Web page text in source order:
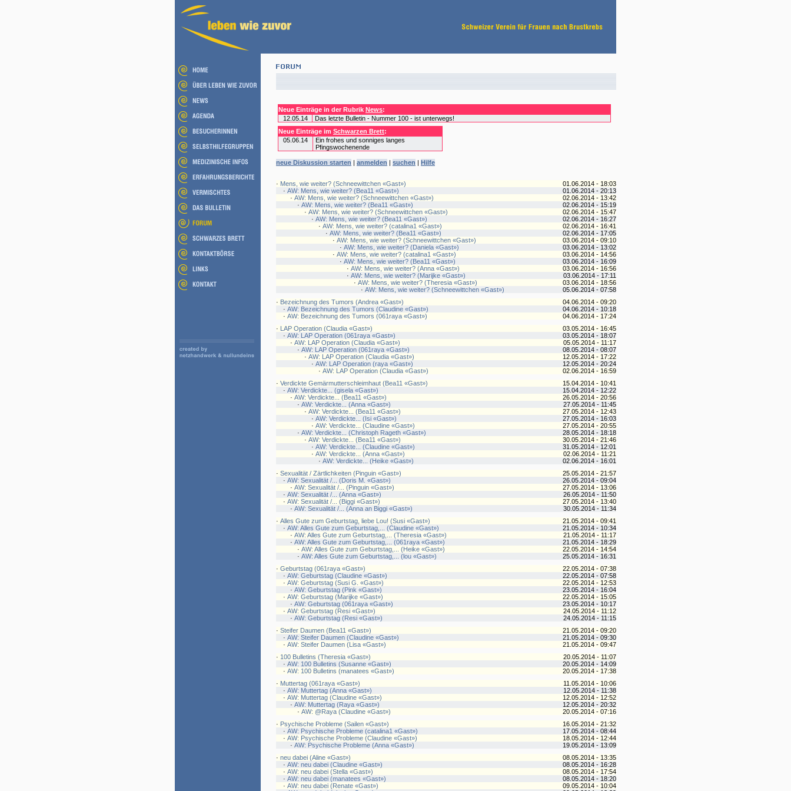
Neue Einträge in der Rubrik News:
12.05.14
Das letzte Bulletin - Nummer 100 - ist unterwegs!
Neue Einträge im Schwarzen Brett:
05.06.14
Ein frohes und sonniges langes
Pfingswochenende
neue Diskussion starten | anmelden | suchen | Hilfe
· Mens, wie weiter? (Schneewittchen «Gast»)
01.06.2014 - 18:03
· AW: Mens, wie weiter? (Bea11 «Gast»)
01.06.2014 - 20:13
· AW: Mens, wie weiter? (Schneewittchen «Gast»)
02.06.2014 - 13:42
· AW: Mens, wie weiter? (Bea11 «Gast»)
02.06.2014 - 15:19
· AW: Mens, wie weiter? (Schneewittchen «Gast»)
02.06.2014 - 15:47
· AW: Mens, wie weiter? (Bea11 «Gast»)
02.06.2014 - 16:27
· AW: Mens, wie weiter? (catalina1 «Gast»)
02.06.2014 - 16:41
· AW: Mens, wie weiter? (Bea11 «Gast»)
02.06.2014 - 17:05
· AW: Mens, wie weiter? (Schneewittchen «Gast»)
03.06.2014 - 09:10
· AW: Mens, wie weiter? (Daniela «Gast»)
03.06.2014 - 13:02
· AW: Mens, wie weiter? (catalina1 «Gast»)
03.06.2014 - 14:56
· AW: Mens, wie weiter? (Bea11 «Gast»)
03.06.2014 - 16:09
· AW: Mens, wie weiter? (Anna «Gast»)
03.06.2014 - 16:56
· AW: Mens, wie weiter? (Marijke «Gast»)
03.06.2014 - 17:11
· AW: Mens, wie weiter? (Theresia «Gast»)
03.06.2014 - 18:56
· AW: Mens, wie weiter? (Schneewittchen «Gast»)
05.06.2014 - 07:58
· Bezeichnung des Tumors (Andrea «Gast»)
04.06.2014 - 09:20
· AW: Bezeichnung des Tumors (Claudine «Gast»)
04.06.2014 - 10:18
· AW: Bezeichnung des Tumors (061raya «Gast»)
04.06.2014 - 17:24
· LAP Operation (Claudia «Gast»)
03.05.2014 - 16:45
· AW: LAP Operation (061raya «Gast»)
03.05.2014 - 18:07
· AW: LAP Operation (Claudia «Gast»)
05.05.2014 - 11:17
· AW: LAP Operation (061raya «Gast»)
08.05.2014 - 08:07
· AW: LAP Operation (Claudia «Gast»)
12.05.2014 - 17:22
· AW: LAP Operation (raya «Gast»)
12.05.2014 - 20:24
· AW: LAP Operation (Claudia «Gast»)
02.06.2014 - 16:59
· Verdickte Gemärmutterschleimhaut (Bea11 «Gast»)
15.04.2014 - 10:41
· AW: Verdickte... (gisela «Gast»)
15.04.2014 - 12:22
· AW: Verdickte... (Bea11 «Gast»)
26.05.2014 - 20:56
· AW: Verdickte... (Anna «Gast»)
27.05.2014 - 11:45
· AW: Verdickte... (Bea11 «Gast»)
27.05.2014 - 12:43
· AW: Verdickte... (Isi «Gast»)
27.05.2014 - 16:03
· AW: Verdickte... (Claudine «Gast»)
27.05.2014 - 20:55
· AW: Verdickte... (Christoph Rageth «Gast»)
28.05.2014 - 18:18
· AW: Verdickte... (Bea11 «Gast»)
30.05.2014 - 21:46
· AW: Verdickte... (Claudine «Gast»)
31.05.2014 - 12:01
· AW: Verdickte... (Anna «Gast»)
02.06.2014 - 11:21
· AW: Verdickte... (Heike «Gast»)
02.06.2014 - 16:01
· Sexualität / Zärtlichkeiten (Pinguin «Gast»)
25.05.2014 - 21:57
· AW: Sexualität /... (Doris M. «Gast»)
26.05.2014 - 09:04
· AW: Sexualität /... (Pinguin «Gast»)
27.05.2014 - 13:06
· AW: Sexualität /... (Anna «Gast»)
26.05.2014 - 11:50
· AW: Sexualität /... (Biggi «Gast»)
27.05.2014 - 13:40
· AW: Sexualität /... (Anna an Biggi «Gast»)
30.05.2014 - 11:34
· Alles Gute zum Geburtstag, liebe Lou! (Susi «Gast»)
21.05.2014 - 09:41
· AW: Alles Gute zum Geburtstag,... (Claudine «Gast»)
21.05.2014 - 10:34
· AW: Alles Gute zum Geburtstag,... (Theresia «Gast»)
21.05.2014 - 11:17
· AW: Alles Gute zum Geburtstag,... (061raya «Gast»)
21.05.2014 - 18:29
· AW: Alles Gute zum Geburtstag,... (Heike «Gast»)
22.05.2014 - 14:54
· AW: Alles Gute zum Geburtstag,... (lou «Gast»)
25.05.2014 - 16:31
· Geburtstag (061raya «Gast»)
22.05.2014 - 07:38
· AW: Geburtstag (Claudine «Gast»)
22.05.2014 - 07:58
· AW: Geburtstag (Susi G. «Gast»)
22.05.2014 - 12:53
· AW: Geburtstag (Pink «Gast»)
23.05.2014 - 16:04
· AW: Geburtstag (Marijke «Gast»)
22.05.2014 - 15:05
· AW: Geburtstag (061raya «Gast»)
23.05.2014 - 10:17
· AW: Geburtstag (Resi «Gast»)
24.05.2014 - 11:12
· AW: Geburtstag (Resi «Gast»)
24.05.2014 - 11:15
· Steifer Daumen (Bea11 «Gast»)
21.05.2014 - 09:20
· AW: Steifer Daumen (Claudine «Gast»)
21.05.2014 - 09:30
· AW: Steifer Daumen (Lisa «Gast»)
21.05.2014 - 09:47
· 100 Bulletins (Theresia «Gast»)
20.05.2014 - 11:07
· AW: 100 Bulletins (Susanne «Gast»)
20.05.2014 - 14:09
· AW: 100 Bulletins (manatees «Gast»)
20.05.2014 - 17:38
· Muttertag (061raya «Gast»)
11.05.2014 - 10:06
· AW: Muttertag (Anna «Gast»)
12.05.2014 - 11:38
· AW: Muttertag (Claudine «Gast»)
12.05.2014 - 12:52
· AW: Muttertag (Raya «Gast»)
12.05.2014 - 20:32
· AW: @Raya (Claudine «Gast»)
20.05.2014 - 07:16
· Psychische Probleme (Sailen «Gast»)
16.05.2014 - 21:32
· AW: Psychische Probleme (catalina1 «Gast»)
17.05.2014 - 08:44
· AW: Psychische Probleme (Claudine «Gast»)
18.05.2014 - 12:44
· AW: Psychische Probleme (Anna «Gast»)
19.05.2014 - 13:09
· neu dabei (Aline «Gast»)
08.05.2014 - 13:35
· AW: neu dabei (Claudine «Gast»)
08.05.2014 - 16:28
· AW: neu dabei (Stella «Gast»)
08.05.2014 - 17:54
· AW: neu dabei (manatees «Gast»)
08.05.2014 - 18:20
· AW: neu dabei (Renate «Gast»)
09.05.2014 - 10:04